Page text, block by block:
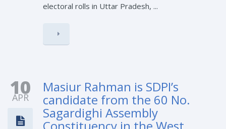
electoral rolls in Uttar Pradesh, ...
10
APR
Masiur Rahman is SDPI’s
candidate from the 60 No.
Sagardighi Assembly